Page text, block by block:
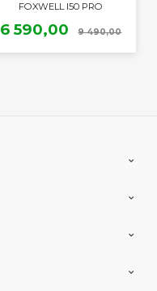
FOXWELL I50 PRO
Tilbud
6 590,00 9 490,00